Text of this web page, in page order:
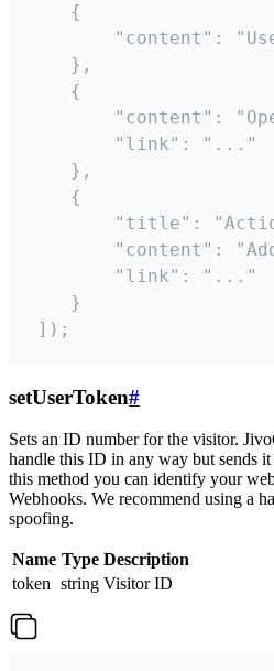
    {
"content":
    },
    {
"content":
        "link": "..."
    },
    {
"title":
"content":
        "link": "..."
    }
]);
setUserToken#
Sets an ID number for the visitor.
handle this ID in any way but sends
this method you can identify your
Webhooks. We recommend using a
spoofing.
Name Type Description
token string Visitor ID